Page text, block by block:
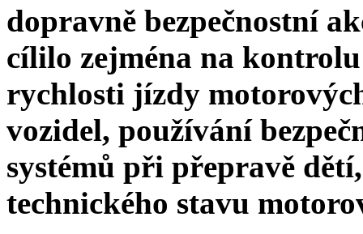
dopravně bezpečnostní
cílilo zejména na
rychlosti jízdy
vozidel, používání
systémů při přepravě
technického stavu